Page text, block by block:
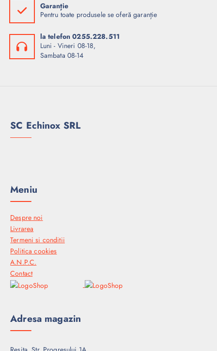
Garanție
Pentru toate produsele se oferă garanție
la telefon 0255.228.511
Luni - Vineri 08-18,
Sambata 08-14
SC Echinox SRL
Meniu
Despre noi
Livrarea
Termeni si conditii
Politica cookies
A.N.P.C.
Contact
Adresa magazin